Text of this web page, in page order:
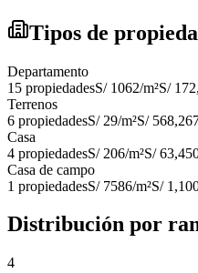
Tipos de
Departamento
15 propiedadesS/ 1062/m²S/
Terrenos
6 propiedadesS/ 29/m²S/
Casa
4 propiedadesS/ 206/m²S/
Casa de campo
1 propiedadesS/ 7586/m²S/
Distribución por
4